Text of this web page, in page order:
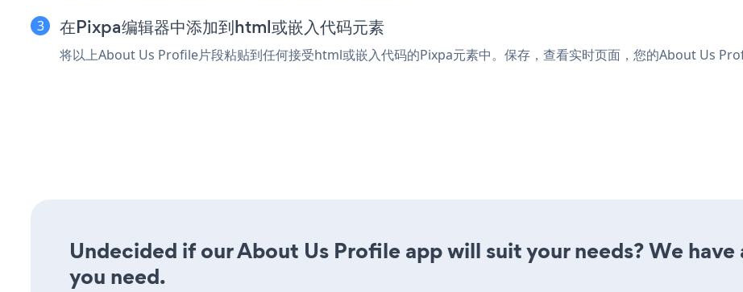
在Pixpa编辑器中添加到html或嵌入代码元素
将以上About Us Profile片段粘贴到任何接受html或嵌入代码的Pixpa元素中。保存，查看实时页面，您的About Us
Undecided if our About Us Profile app will suit your needs? We
you need.